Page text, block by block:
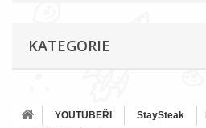
KATEGORIE
YOUTUBEŘI StaySteak